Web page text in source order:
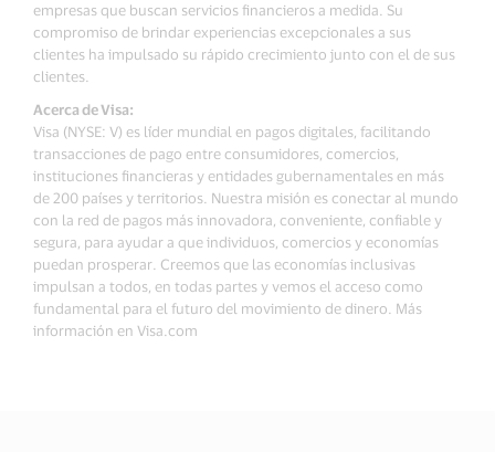
empresas que buscan servicios financieros a medida. Su
compromiso de brindar experiencias excepcionales a sus
clientes ha impulsado su rápido crecimiento junto con el de sus
clientes.
Acerca de Visa:
Visa (NYSE: V) es líder mundial en pagos digitales, facilitando
transacciones de pago entre consumidores, comercios,
instituciones financieras y entidades gubernamentales en más
de 200 países y territorios. Nuestra misión es conectar al mundo
con la red de pagos más innovadora, conveniente, confiable y
segura, para ayudar a que individuos, comercios y economías
puedan prosperar. Creemos que las economías inclusivas
impulsan a todos, en todas partes y vemos el acceso como
fundamental para el futuro del movimiento de dinero. Más
información en Visa.com